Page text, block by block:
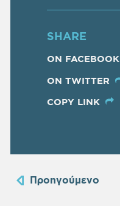
SHARE
ON FACEBOOK
ON TWITTER
COPY LINK
Προηγούμενο